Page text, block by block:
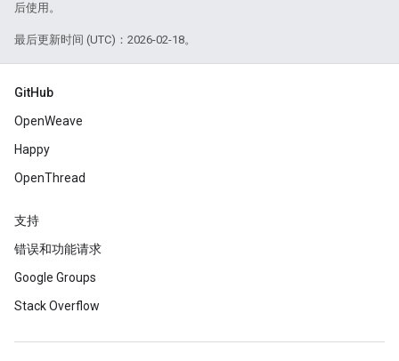
后使用。
最后更新时间 (UTC)：2026-02-18。
GitHub
OpenWeave
Happy
OpenThread
支持
错误和功能请求
Google Groups
Stack Overflow